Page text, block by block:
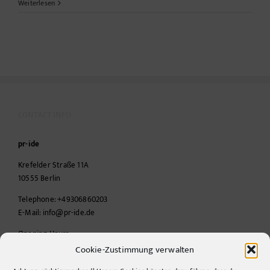
Cookie-Zustimmung verwalten
Weiterlesen
pr-ide
Krefelder Straße 11A
10555 Berlin
Telephone:+49306860203
E-Mail: info@pr-ide.de
Opening Hours:
Monday - Friday, 9am - 6pm